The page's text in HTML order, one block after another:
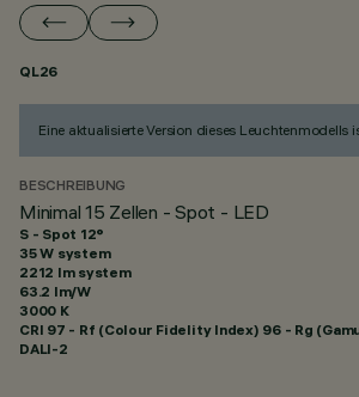
QL26
Eine aktualisierte Version dieses Leuchtenmodells
BESCHREIBUNG
Minimal 15 Zellen - Spot - LED
S - Spot 12°
35 W system
2212 lm system
63.2 lm/W
3000 K
CRI 97 - Rf (Colour Fidelity Index) 96 - Rg
DALI-2